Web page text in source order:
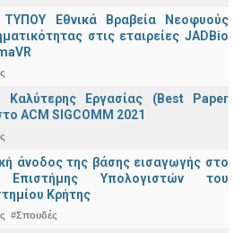
Εθνικά Βραβεία Νεοφυούς
στις εταιρείες JADBio
Καλύτερης Εργασίας (Best Paper
ACM SIGCOMM 2021
άνοδος της βάσης εισαγωγής στο
Υπολογιστών του
Κρήτης
#Σπουδές